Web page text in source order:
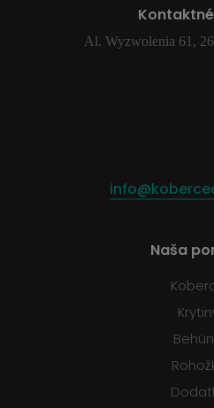
Al. Wyzwolenia 61,
Naša